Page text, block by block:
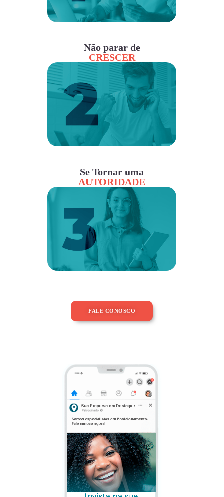
Não parar de
CRESCER
Se Tornar uma
AUTORIDADE
FALE CONOSCO